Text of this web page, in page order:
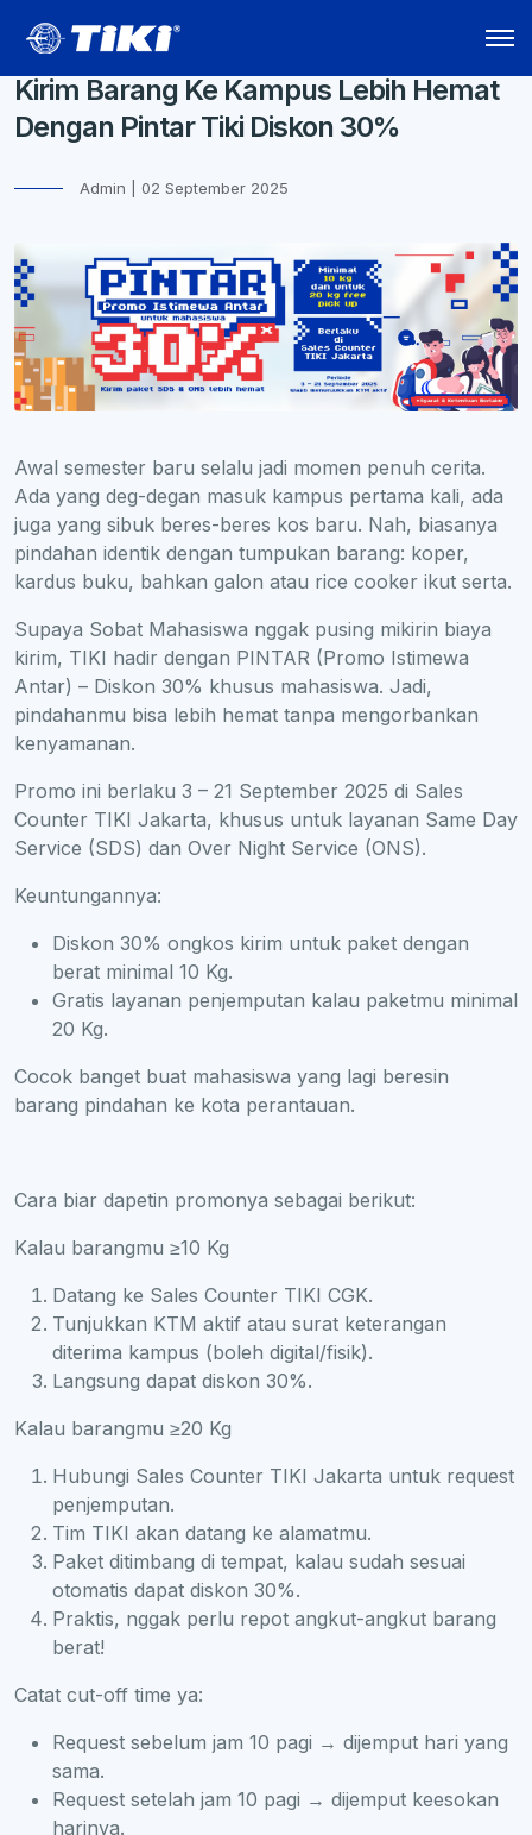
Kirim Barang Ke Kampus Lebih Hemat
Dengan Pintar Tiki Diskon 30%
Admin | 02 September 2025
Awal semester baru selalu jadi momen penuh cerita.
Ada yang deg-degan masuk kampus pertama kali, ada
juga yang sibuk beres-beres kos baru. Nah, biasanya
pindahan identik dengan tumpukan barang: koper,
kardus buku, bahkan galon atau rice cooker ikut serta.
Supaya Sobat Mahasiswa nggak pusing mikirin biaya
kirim, TIKI hadir dengan PINTAR (Promo Istimewa
Antar) – Diskon 30% khusus mahasiswa. Jadi,
pindahanmu bisa lebih hemat tanpa mengorbankan
kenyamanan.
Promo ini berlaku 3 – 21 September 2025 di Sales
Counter TIKI Jakarta, khusus untuk layanan Same Day
Service (SDS) dan Over Night Service (ONS).
Keuntungannya:
Diskon 30% ongkos kirim untuk paket dengan
berat minimal 10 Kg.
Gratis layanan penjemputan kalau paketmu minimal
20 Kg.
Cocok banget buat mahasiswa yang lagi beresin
barang pindahan ke kota perantauan.
Cara biar dapetin promonya sebagai berikut:
Kalau barangmu ≥10 Kg
Datang ke Sales Counter TIKI CGK.
Tunjukkan KTM aktif atau surat keterangan
diterima kampus (boleh digital/fisik).
Langsung dapat diskon 30%.
Kalau barangmu ≥20 Kg
Hubungi Sales Counter TIKI Jakarta untuk request
penjemputan.
Tim TIKI akan datang ke alamatmu.
Paket ditimbang di tempat, kalau sudah sesuai
otomatis dapat diskon 30%.
Praktis, nggak perlu repot angkut-angkut barang
berat!
Catat cut-off time ya:
Request sebelum jam 10 pagi → dijemput hari yang
sama.
Request setelah jam 10 pagi → dijemput keesokan
harinya.